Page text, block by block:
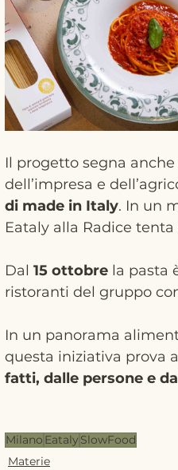
Il progetto segna
dell’impresa e
di made in Italy. In un
Eataly alla Radice
Dal 15 ottobre la pasta
ristoranti del gruppo
In un panorama
questa iniziativa prova
fatti, dalle persone e
Milano Eataly SlowFood
Materie